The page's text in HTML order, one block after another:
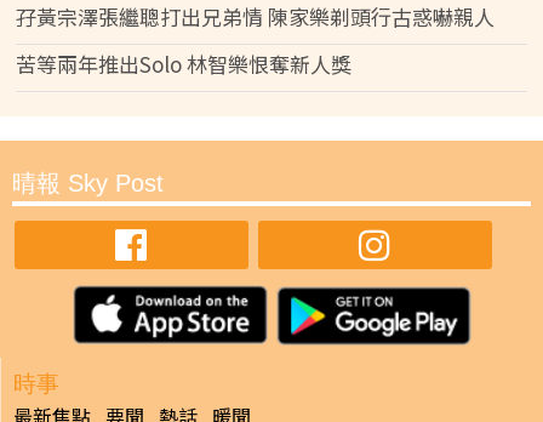
孖黃宗澤張繼聰打出兄弟情 陳家樂剃頭行古惑嚇親人
苦等兩年推出Solo 林智樂恨奪新人獎
晴報 Sky Post
時事
最新焦點 要聞 熱話 暖聞